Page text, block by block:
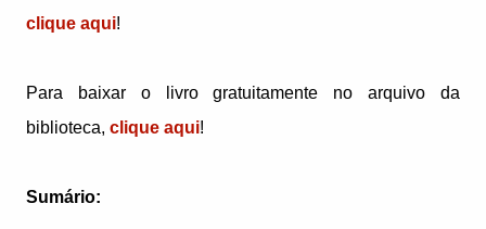
clique aqui!
Para baixar o livro gratuitamente no arquivo da
biblioteca, clique aqui!
Sumário: